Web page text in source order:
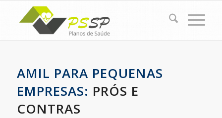
AMIL PARA PEQUENAS
EMPRESAS: PRÓS E
CONTRAS